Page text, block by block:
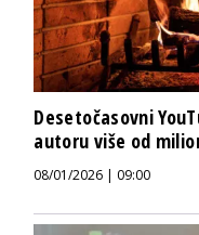
Desetočasovni
autoru više od
08/01/2026 | 09:00